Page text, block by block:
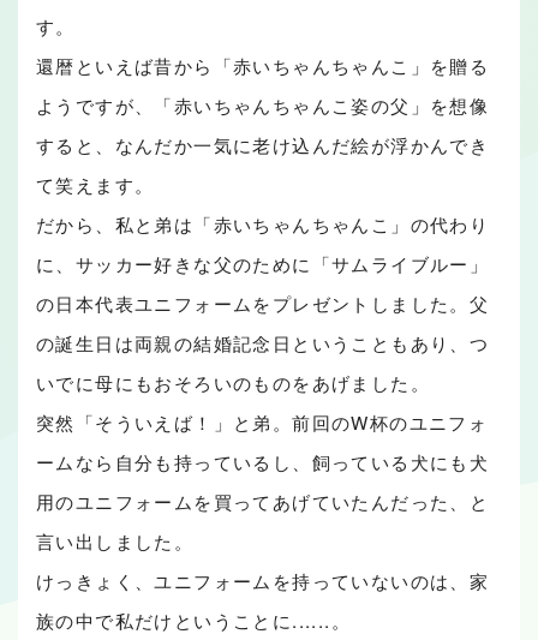
す。
還暦といえば昔から「赤いちゃんちゃんこ」を贈る
ようですが、「赤いちゃんちゃんこ姿の父」を想像
すると、なんだか一気に老け込んだ絵が浮かんでき
て笑えます。
だから、私と弟は「赤いちゃんちゃんこ」の代わり
に、サッカー好きな父のために「サムライブルー」
の日本代表ユニフォームをプレゼントしました。父
の誕生日は両親の結婚記念日ということもあり、つ
いでに母にもおそろいのものをあげました。
突然「そういえば！」と弟。前回のW杯のユニフォ
ームなら自分も持っているし、飼っている犬にも犬
用のユニフォームを買ってあげていたんだった、と
言い出しました。
けっきょく、ユニフォームを持っていないのは、家
族の中で私だけということに......。